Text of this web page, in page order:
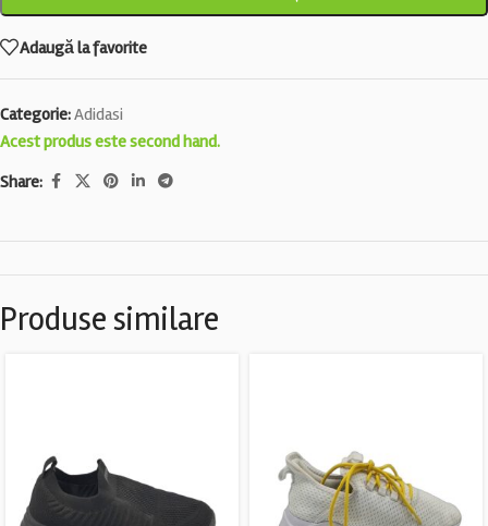
Adaugă la favorite
Categorie:Adidasi
Acest produs este second hand.
Share:
Produse similare